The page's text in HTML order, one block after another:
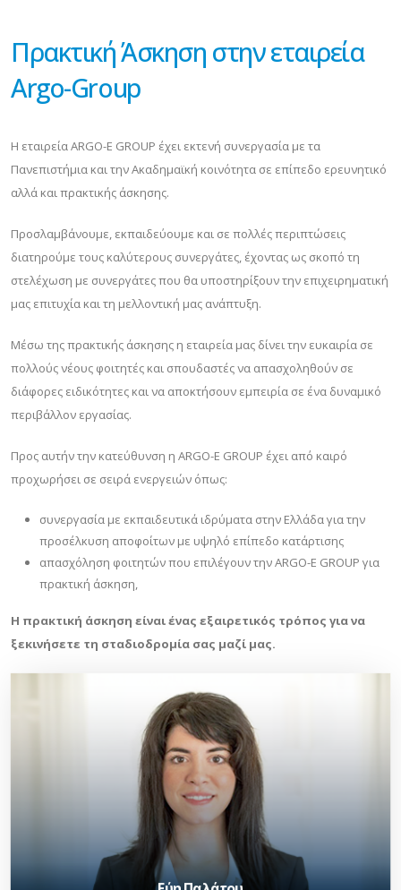
Πρακτική Άσκηση στην εταιρεία
Argo-Group
Η εταιρεία ARGO-E GROUP έχει εκτενή συνεργασία με τα
Πανεπιστήμια και την Ακαδημαϊκή κοινότητα σε επίπεδο ερευνητικό
αλλά και πρακτικής άσκησης.
Προσλαμβάνουμε, εκπαιδεύουμε και σε πολλές περιπτώσεις
διατηρούμε τους καλύτερους συνεργάτες, έχοντας ως σκοπό τη
στελέχωση με συνεργάτες που θα υποστηρίξουν την επιχειρηματική
μας επιτυχία και τη μελλοντική μας ανάπτυξη.
Μέσω της πρακτικής άσκησης η εταιρεία μας δίνει την ευκαιρία σε
πολλούς νέους φοιτητές και σπουδαστές να απασχοληθούν σε
διάφορες ειδικότητες και να αποκτήσουν εμπειρία σε ένα δυναμικό
περιβάλλον εργασίας.
Προς αυτήν την κατεύθυνση η ARGO-E GROUP έχει από καιρό
προχωρήσει σε σειρά ενεργειών όπως:
συνεργασία με εκπαιδευτικά ιδρύματα στην Ελλάδα για την
προσέλκυση αποφοίτων με υψηλό επίπεδο κατάρτισης
απασχόληση φοιτητών που επιλέγουν την ARGO-E GROUP για
πρακτική άσκηση,
Η πρακτική άσκηση είναι ένας εξαιρετικός τρόπος για να
ξεκινήσετε τη σταδιοδρομία σας μαζί μας.
Η Εύη Παλάτου, απόφοιτος του Πανεπιστημίου Πειραιά του
τμήματος Ψηφιακών Συστημάτων, ολοκλήρωσε την πρακτική της
ως IT Administrator και παρέμεινε μετέπειτα κοντά μας για ακόμα 2
χρόνια. Τώρα πραγματοποιεί το όνειρο της να κάνει μεταπτυχιακό
στον τομέα Interactive Digital Media M.Sc. στο Trinity College στο
Δουβλίνο.